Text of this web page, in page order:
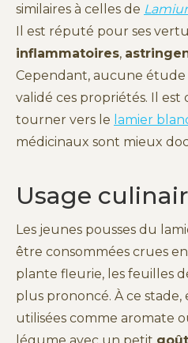
similaires à celles de
Il est réputé pour ses
inflammatoires,
Cependant, aucune étude
validé ces propriétés. Il est
tourner vers le lamier
médicinaux sont mieux
Usage
Les jeunes pousses du
être consommées crues
plante fleurie, les feuilles
plus prononcé. À ce
utilisées comme aromate